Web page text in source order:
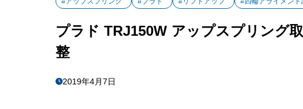
プラド TRJ150W アップスプリング
整
2019年4月7日